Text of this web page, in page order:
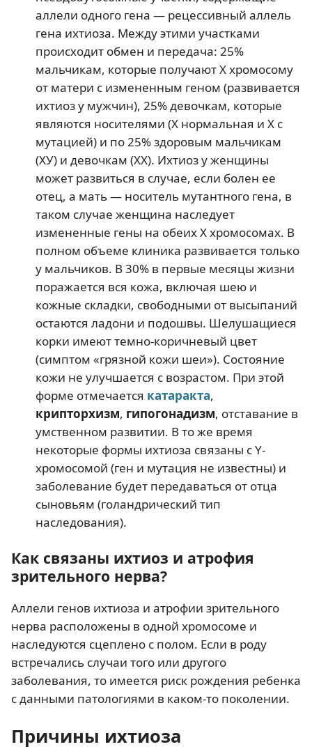
аллели одного гена — рецессивный аллель
гена ихтиоза. Между этими участками
происходит обмен и передача: 25%
мальчикам, которые получают Х хромосому
от матери с измененным геном (развивается
ихтиоз у мужчин), 25% девочкам, которые
являются носителями (Х нормальная и Х с
мутацией) и по 25% здоровым мальчикам
(ХУ) и девочкам (ХХ). Ихтиоз у женщины
может развиться в случае, если болен ее
отец, а мать — носитель мутантного гена, в
таком случае женщина наследует
измененные гены на обеих Х хромосомах. В
полном объеме клиника развивается только
у мальчиков. В 30% в первые месяцы жизни
поражается вся кожа, включая шею и
кожные складки, свободными от высыпаний
остаются ладони и подошвы. Шелушащиеся
корки имеют темно-коричневый цвет
(симптом «грязной кожи шеи»). Состояние
кожи не улучшается с возрастом. При этой
форме отмечается катаракта,
крипторхизм, гипогонадизм, отставание в
умственном развитии. В то же время
некоторые формы ихтиоза связаны с Y-
хромосомой (ген и мутация не известны) и
заболевание будет передаваться от отца
сыновьям (голандрический тип
наследования).
Как связаны ихтиоз и атрофия
зрительного нерва?
Аллели генов ихтиоза и атрофии зрительного
нерва расположены в одной хромосоме и
наследуются сцеплено с полом. Если в роду
встречались случаи того или другого
заболевания, то имеется риск рождения ребенка
с данными патологиями в каком-то поколении.
Причины ихтиоза